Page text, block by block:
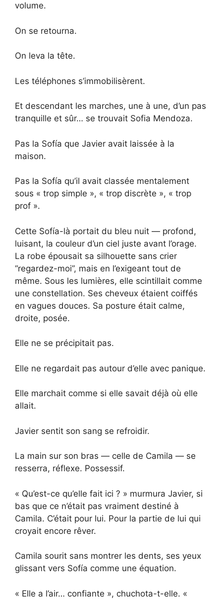
volume.
On se retourna.
On leva la tête.
Les téléphones s’immobilisèrent.
Et descendant les marches, une à une, d’un pas
tranquille et sûr… se trouvait Sofia Mendoza.
Pas la Sofía que Javier avait laissée à la
maison.
Pas la Sofía qu’il avait classée mentalement
sous « trop simple », « trop discrète », « trop
prof ».
Cette Sofía-là portait du bleu nuit — profond,
luisant, la couleur d’un ciel juste avant l’orage.
La robe épousait sa silhouette sans crier
“regardez-moi”, mais en l’exigeant tout de
même. Sous les lumières, elle scintillait comme
une constellation. Ses cheveux étaient coiffés
en vagues douces. Sa posture était calme,
droite, posée.
Elle ne se précipitait pas.
Elle ne regardait pas autour d’elle avec panique.
Elle marchait comme si elle savait déjà où elle
allait.
Javier sentit son sang se refroidir.
La main sur son bras — celle de Camila — se
resserra, réflexe. Possessif.
« Qu’est-ce qu’elle fait ici ? » murmura Javier, si
bas que ce n’était pas vraiment destiné à
Camila. C’était pour lui. Pour la partie de lui qui
croyait encore rêver.
Camila sourit sans montrer les dents, ses yeux
glissant vers Sofía comme une équation.
« Elle a l’air… confiante », chuchota-t-elle. «